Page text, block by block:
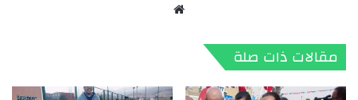
مقالات ذات صلة